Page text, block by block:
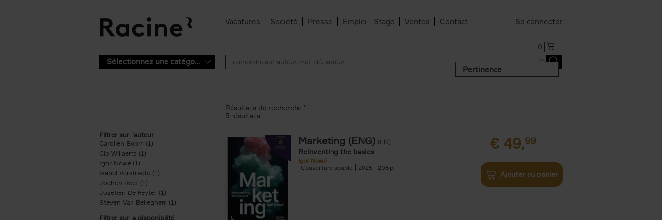
Vacatures Société Presse Emploi - Stage Ventes Contact Se connecter
0
Sélectionnez une catégorie
Pertinence
Filtrer sur l'auteur
Carolien Boom (1)
Clo Willaerts (1)
Igor Nowé (1)
Isabel Verstraete (1) Apply Isabel Verstraete filter
Jochen Roef (1)
Jozefien De Feyter (1) Apply Jozefien De Feyter filter
Steven Van Belleghem (1) Apply Steven Van Belleghem filter
Filtrer sur la disponibilité
Résultats de recherche ''
5 résultats
Marketing (ENG) (EN)
Reinventing the basics
Igor Nowé
Couverture souple
2025 208
€ 49,99
Ajouter au panier